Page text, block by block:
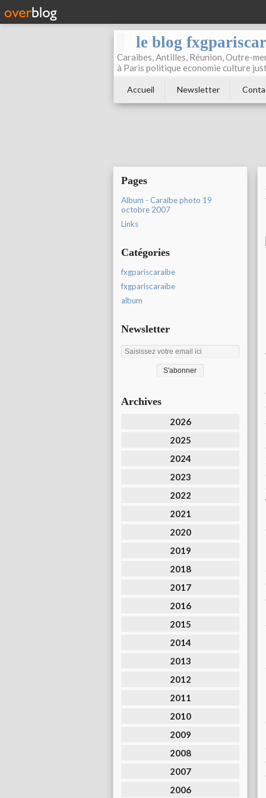
le blog
Caraibes, Antilles, Réunion, Outre-
à Paris politique economie culture
Accueil Newsletter
Pages
Album - Caraibe photo 19
octobre 2007
Links
Catégories
fxgpariscaraibe
fxgpariscaraïbe
album
Newsletter
Archives
2026
2025
2024
2023
2022
2021
2020
2019
2018
2017
2016
2015
2014
2013
2012
2011
2010
2009
2008
2007
2006